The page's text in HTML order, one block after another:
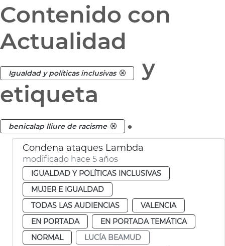
Contenido con
Actualidad
Igualdad y políticas inclusivas
y
etiqueta
benicalap lliure de racisme .
Condena ataques Lambda
modificado hace 5 años
IGUALDAD Y POLÍTICAS INCLUSIVAS
MUJER E IGUALDAD
TODAS LAS AUDIENCIAS
VALENCIA
EN PORTADA
EN PORTADA TEMÁTICA
NORMAL
LUCÍA BEAMUD